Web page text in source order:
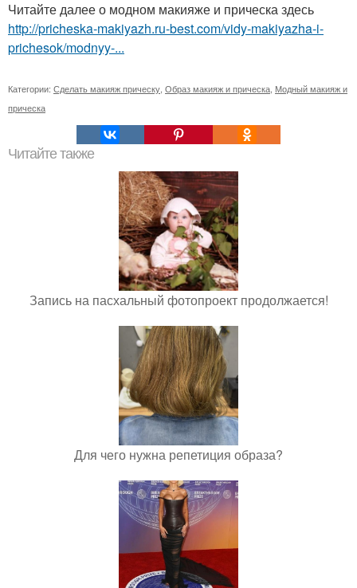
Читайте далее о модном макияже и прическа здесь
http://pricheska-makiyazh.ru-best.com/vidy-makiyazha-i-
prichesok/modnyy-...
Категории: Сделать макияж прическу, Образ макияж и прическа, Модный макияж и
прическа
Читайте также
Запись на пасхальный фотопроект продолжается!
Для чего нужна репетиция образа?